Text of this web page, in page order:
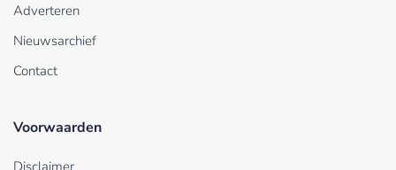
Adverteren
Nieuwsarchief
Contact
Voorwaarden